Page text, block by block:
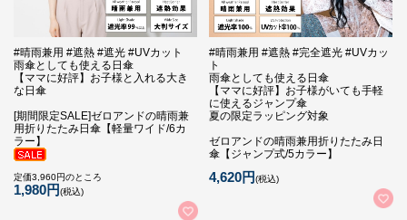
#晴雨兼用 #遮熱 #遮光 #UVカット
雨傘としても使える日傘
【ママに好評】お子様と入れる大き
な日傘
[期間限定SALE]ゼロアンドの晴雨兼
用折りたたみ日傘【軽量ワイド/6カ
ラー】
定価3,960円のところ
1,980円(税込)
#晴雨兼用 #遮熱 #完全遮光 #UVカッ
ト
雨傘としても使える日傘
【ママに好評】お子様がいても手軽
に使えるジャンプ傘
夏の限定ラッピング対象
ゼロアンドの晴雨兼用折りたたみ日
傘【ジャンプ式/5カラー】
4,620円(税込)